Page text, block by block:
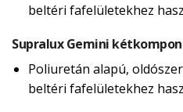
beltéri fafelületekhez
Supralux Gemini
Poliuretán alapú,
beltéri fafelületekhez